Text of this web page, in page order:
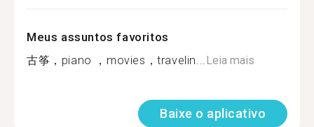
Meus assuntos favoritos
古筝，piano ，movies，travelin... Leia mais
Baixe o aplicativo